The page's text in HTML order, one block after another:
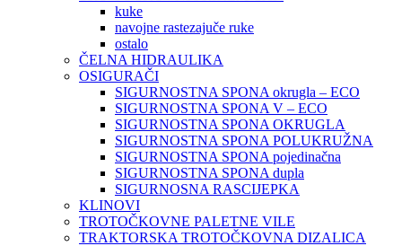
kuke
navojne rastezajuče ruke
ostalo
ČELNA HIDRAULIKA
OSIGURAČI
SIGURNOSTNA SPONA okrugla – ECO
SIGURNOSTNA SPONA V – ECO
SIGURNOSTNA SPONA OKRUGLA
SIGURNOSTNA SPONA POLUKRUŽNA
SIGURNOSTNA SPONA pojedinačna
SIGURNOSTNA SPONA dupla
SIGURNOSNA RASCIJEPKA
KLINOVI
TROTOČKOVNE PALETNE VILE
TRAKTORSKA TROTOČKOVNA DIZALICA